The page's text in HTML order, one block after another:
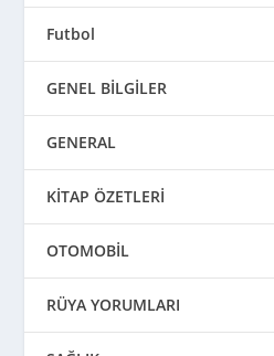
Futbol
GENEL BİLGİLER
GENERAL
KİTAP ÖZETLERİ
OTOMOBİL
RÜYA YORUMLARI